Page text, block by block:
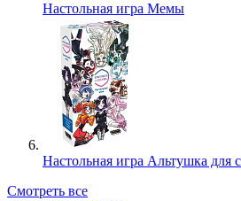
Настольная игра Мемы
Настольная игра Альтушка для
Смотреть все